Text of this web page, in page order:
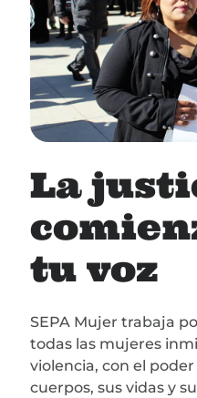
La
tu voz
SEPA Mujer trabaja
todas las mujeres
violencia, con el
cuerpos, sus vidas y